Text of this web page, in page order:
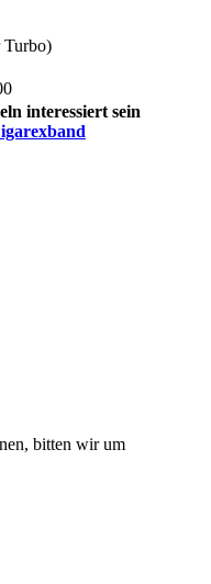
interessiert sein
bitten wir um